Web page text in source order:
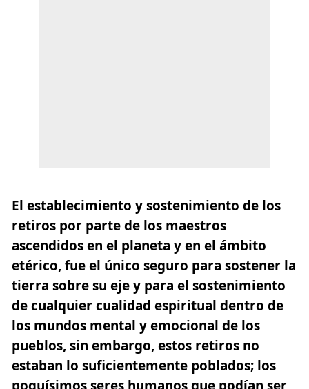
El establecimiento y sostenimiento de los
retiros por parte de los maestros
ascendidos en el planeta y en el ámbito
etérico, fue el único seguro para sostener la
tierra sobre su eje y para el sostenimiento
de cualquier cualidad espiritual dentro de
los mundos mental y emocional de los
pueblos, sin embargo, estos retiros no
estaban lo suficientemente poblados; los